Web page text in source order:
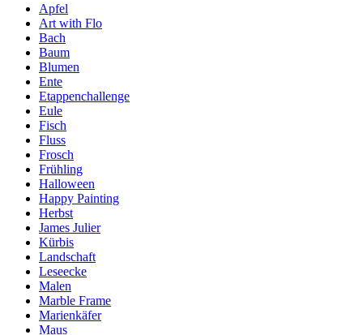
Apfel
Art with Flo
Bach
Baum
Blumen
Ente
Etappenchallenge
Eule
Fisch
Fluss
Frosch
Frühling
Halloween
Happy Painting
Herbst
James Julier
Kürbis
Landschaft
Leseecke
Malen
Marble Frame
Marienkäfer
Maus